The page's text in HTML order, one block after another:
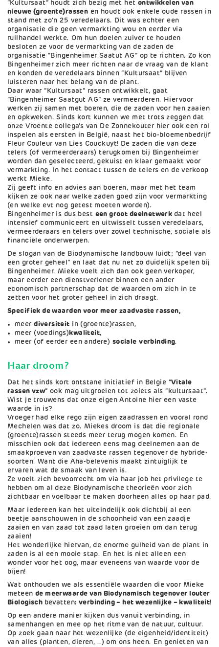
“Kultursaat” houdt zich bezig met het ontwikkelen van
nieuwe (groente)rassen en houdt ook enkele oude rassen in
stand met zo’n 25 veredelaars. Dit was echter een
organisatie die geen vermarkting wou en eerder via
ruilhandel werkte. Om hun doelen zuiver te houden
besloten ze voor de vermarkting van de zaden de
organisatie “Bingenheimer Saatut AG” op te richten. Zo kon
Bingenheimer zich meer richten naar de vraag van de klant
en konden de veredelaars binnen “Kultursaat” blijven
luisteren naar het belang van de plant.
Daar waar “Kultursaat” rassen ontwikkelt, gaat
“Bingenheimer Saatgut AG” ze vermeerderen. Hiervoor
werken zij samen met boeren, die de zaden voor hen zaaien
en opkweken. Sinds kort kunnen we met trots zeggen dat
onze Vroente collega’s van De Zonnekouter hier ook een rol
inspelen als eersten in België, naast het bio-bloemenbedrijf
Fleur Couleur van Lies Couckuyt! De zaden die van deze
telers (of vermeerderaars) terugkomen bij Bingenheimer
worden dan geselecteerd, gekuist en klaar gemaakt voor
vermarkting. In het contact tussen de telers en de verkoop
werkt Mieke.
Zij geeft info en advies aan boeren, maar met het team
kijken ze ook naar welke zaden goed zijn voor vermarkting
(en welke evt nog getest moeten worden).
Bingenheimer is dus best een groot deelnetwerk dat heel
intensief communiceert en uitwisselt tussen veredelaars,
vermeerderaars en telers over zowel technische, sociale als
financiële onderwerpen.
De slogan van de Biodynamische landbouw luidt; “deel van
een groter geheel” en laat dat nu net zo duidelijk spelen bij
Bingenheimer. Mieke voelt zich dan ook geen verkoper,
maar eerder een dienstverlener binnen een ander
economisch partnerschap dat de waarden om zich in te
zetten voor het groter geheel in zich draagt.
Specifiek de waarden voor meer zaadvaste rassen,
meerdiversiteit in (groente)rassen,
meer (voedings)kwaliteit,
meer (of eerder een andere) sociale verbinding.
Haar droom?
Dat het sinds kort ontstane initiatief in Belgie “Vitale
rassen vzw” ook mag uitgroeien tot zoiets als “kultursaat”.
Wist je trouwens dat onze eigen Antoine hier een vaste
waarde in is?
Vroeger had elke rego zijn eigen zaadrassen en vooral rond
Mechelen was dat zo. Miekes droom is dat die regionale
(groente)rassen steeds meer terug mogen komen. En
misschien ook dat iedereen eens mag deelnemen aan de
smaakproeven van zaadvaste rassen tegenover de hybride-
soorten. Want die Aha-belevenis maakt zintuiglijk te
ervaren wat de smaak van leven is.
Ze voelt zich bevoorrecht om via haar job het privilege te
hebben om al deze Biodynamische theorieën voor zich
zichtbaar en voelbaar te maken doorheen alles op haar pad.
Maar iedereen kan het uiteindelijk ook dichtbij al een
beetje aanschouwen in de schoonheid van een zaadje
zaaien en van zaad tot zaad laten groeien om dan terug
zaaien!
Het wonderlijke hiervan, de enorme gulheid van de plant in
zaden is al een mooie stap. En het is niet alleen een
wonder voor het oog, maar eveneens van waarde voor de
bijen!
Wat onthouden we als essentiële waarden die voor Mieke
meteen de meerwaarde van Biodynamisch tegenover louter
Biologisch bevatten: verbinding – het wezenlijke – kwaliteit!
Op een andere manier kijken dus vanuit verbinding, in
samenhangen en mee op het ritme van de natuur, cultuur.
Op zoek gaan naar het wezenlijke (de eigenheid/identiteit)
van alles (planten, dieren, ..) om ons heen. En genieten van